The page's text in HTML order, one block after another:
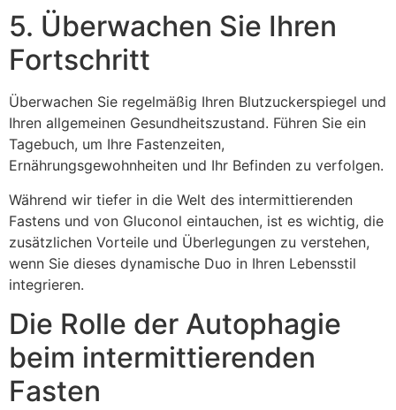
5. Überwachen Sie Ihren
Fortschritt
Überwachen Sie regelmäßig Ihren Blutzuckerspiegel und
Ihren allgemeinen Gesundheitszustand. Führen Sie ein
Tagebuch, um Ihre Fastenzeiten,
Ernährungsgewohnheiten und Ihr Befinden zu verfolgen.
Während wir tiefer in die Welt des intermittierenden
Fastens und von Gluconol eintauchen, ist es wichtig, die
zusätzlichen Vorteile und Überlegungen zu verstehen,
wenn Sie dieses dynamische Duo in Ihren Lebensstil
integrieren.
Die Rolle der Autophagie
beim intermittierenden
Fasten